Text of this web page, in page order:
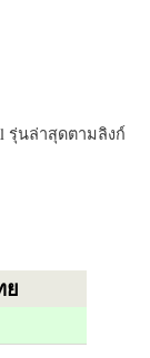
รุ่นล่าสุดตามลิงก์
ย